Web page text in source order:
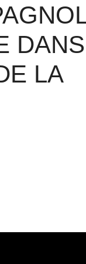
DANS
LA